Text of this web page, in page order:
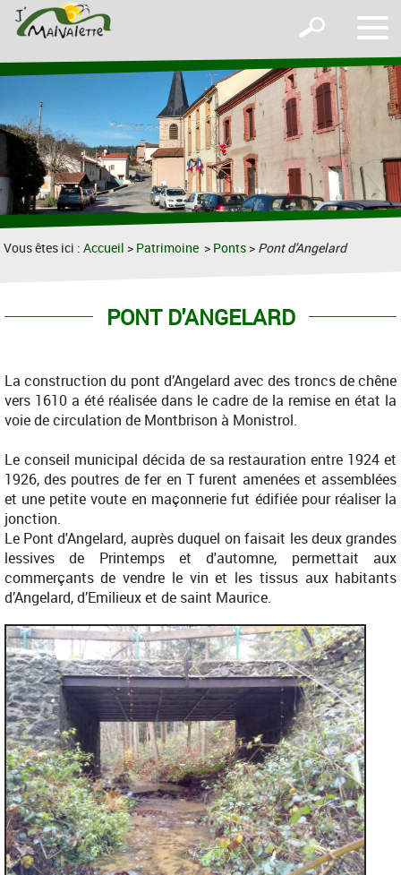
le
Afficher
formulaire
de
recherche
Vous êtes ici :Accueil > Patrimoine > Ponts > Pont d'Angelard
PONT D'ANGELARD
La construction du pont d’Angelard avec des troncs de chêne
vers 1610 a été réalisée dans le cadre de la remise en état la
voie de circulation de Montbrison à Monistrol.
Le conseil municipal décida de sa restauration entre 1924 et
1926, des poutres de fer en T furent amenées et assemblées
et une petite voute en maçonnerie fut édifiée pour réaliser la
jonction.
Le Pont d'Angelard, auprès duquel on faisait les deux grandes
lessives de Printemps et d'automne, permettait aux
commerçants de vendre le vin et les tissus aux habitants
d’Angelard, d’Emilieux et de saint Maurice.